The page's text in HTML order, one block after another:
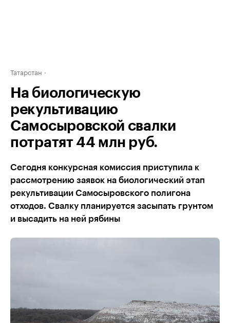
Татарстан
На биологическую
рекультивацию
Самосыровской свалки
потратят 44 млн руб.
Сегодня конкурсная комиссия приступила к
рассмотрению заявок на биологический этап
рекультивации Самосыровского полигона
отходов. Свалку планируется засыпать грунтом
и высадить на ней рябины